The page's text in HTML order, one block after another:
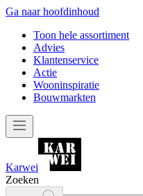
Ga naar hoofdinhoud
Toon hele assortiment
Advies
Klantenservice
Actie
Wooninspiratie
Bouwmarkten
Karwei
Zoeken